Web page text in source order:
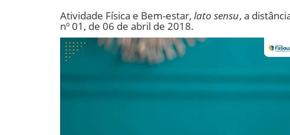
Atividade Física e Bem-estar,lato sensu, a
nº 01, de 06 de abril de 2018.